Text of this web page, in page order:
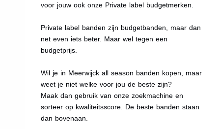
voor jouw ook onze Private label budgetmerken.
Private label banden zijn budgetbanden, maar dan
net even iets beter. Maar wel tegen een
budgetprijs.
Wil je in Meerwijck all season banden kopen, maar
weet je niet welke voor jou de beste zijn?
Maak dan gebruik van onze zoekmachine en
sorteer op kwaliteitsscore. De beste banden staan
dan bovenaan.